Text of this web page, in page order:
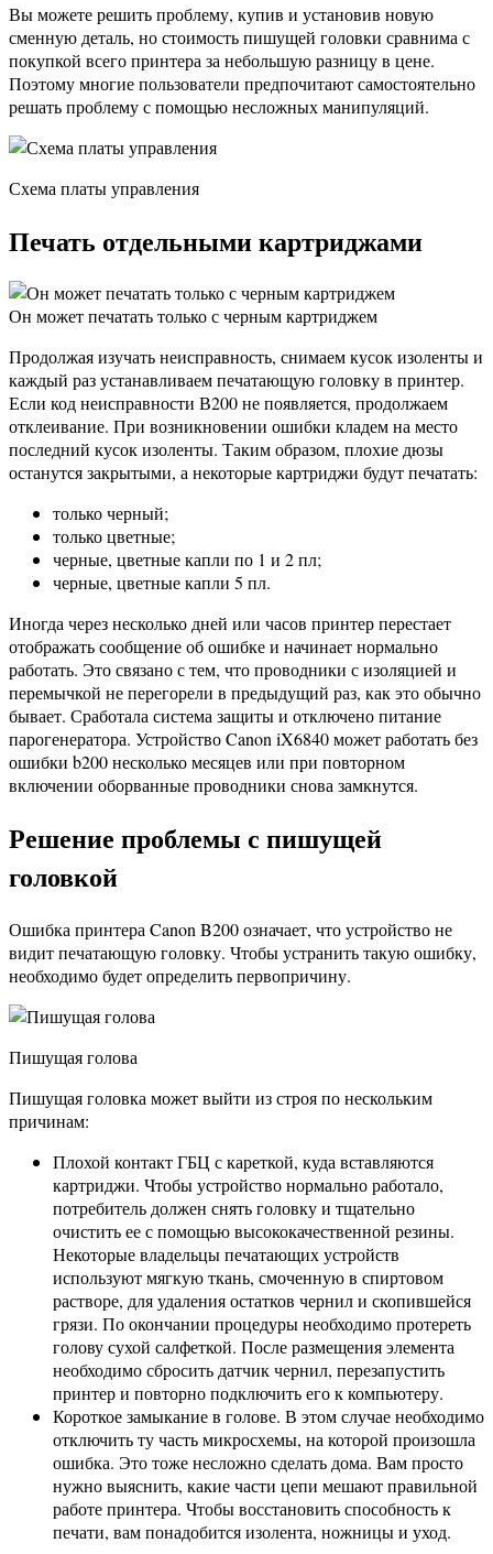
Вы можете решить проблему, купив и установив новую
сменную деталь, но стоимость пишущей головки сравнима с
покупкой всего принтера за небольшую разницу в цене.
Поэтому многие пользователи предпочитают самостоятельно
решать проблему с помощью несложных манипуляций.
Схема платы управления
Печать отдельными картриджами
Он может печатать только с черным картриджем
Продолжая изучать неисправность, снимаем кусок изоленты и
каждый раз устанавливаем печатающую головку в принтер.
Если код неисправности В200 не появляется, продолжаем
отклеивание. При возникновении ошибки кладем на место
последний кусок изоленты. Таким образом, плохие дюзы
останутся закрытыми, а некоторые картриджи будут печатать:
только черный;
только цветные;
черные, цветные капли по 1 и 2 пл;
черные, цветные капли 5 пл.
Иногда через несколько дней или часов принтер перестает
отображать сообщение об ошибке и начинает нормально
работать. Это связано с тем, что проводники с изоляцией и
перемычкой не перегорели в предыдущий раз, как это обычно
бывает. Сработала система защиты и отключено питание
парогенератора. Устройство Canon iX6840 может работать без
ошибки b200 несколько месяцев или при повторном
включении оборванные проводники снова замкнутся.
Решение проблемы с пишущей
головкой
Ошибка принтера Canon B200 означает, что устройство не
видит печатающую головку. Чтобы устранить такую ​​ошибку,
необходимо будет определить первопричину.
Пишущая голова
Пишущая головка может выйти из строя по нескольким
причинам:
Плохой контакт ГБЦ с кареткой, куда вставляются
картриджи. Чтобы устройство нормально работало,
потребитель должен снять головку и тщательно
очистить ее с помощью высококачественной резины.
Некоторые владельцы печатающих устройств
используют мягкую ткань, смоченную в спиртовом
растворе, для удаления остатков чернил и скопившейся
грязи. По окончании процедуры необходимо протереть
голову сухой салфеткой. После размещения элемента
необходимо сбросить датчик чернил, перезапустить
принтер и повторно подключить его к компьютеру.
Короткое замыкание в голове. В этом случае необходимо
отключить ту часть микросхемы, на которой произошла
ошибка. Это тоже несложно сделать дома. Вам просто
нужно выяснить, какие части цепи мешают правильной
работе принтера. Чтобы восстановить способность к
печати, вам понадобится изолента, ножницы и уход.